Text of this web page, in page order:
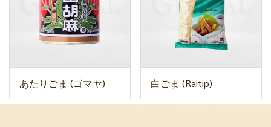
あたりごま (ゴマヤ) 白ごま (Raitip)